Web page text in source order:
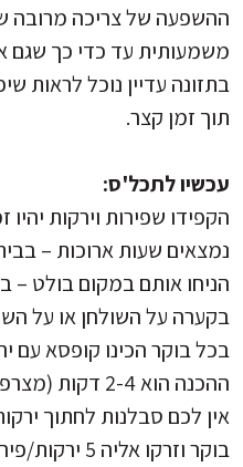
ההשפעה של צריכה מרובה
משמעותית עד כדי כך שגם
בתזונה עדיין נוכל לראות
תוך זמן קצר.
עכשיו לתכל'ס:
הקפידו שפירות וירקות
נמצאים שעות ארוכות –
הניחו אותם במקום בולט
בקערה על השולחן או על
בכל בוקר הכינו קופסא עם
ההכנה הוא 2-4 דקות (מצרפת פירוט בתגובה הראשונה).
אין לכם סבלנות לחתוך
בוקר וזרקו